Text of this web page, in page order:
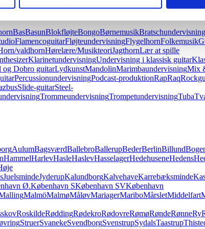
BasBasunBlokfløjteBongoBørnemusikBratschundervisning
FlamencoguitarFløjteundervisningFlygelhornFolkemusik
valdhornHørelære/MusikteoriJagthornLær at spille
KlarinetundervisningUndervisning i klassisk guitar
og Dobro guitarLydkunstMandolinMarimbaundervisningMix
PercussionundervisningPodcast-produktionRapRaq
Slide-guitarSteel-
TrommeundervisningTrompetundervisningTuba
AulumBagsværdBallebroBallerupBederBerlinBillund
HammelHarlevHasleHaslevHasselagerHedehuseneHedens
JuelsmindeJyderupKalundborgKalvehaveKarrebæksminde
Ø.København SKøbenhavn SVKøbenhavn
MalmöMalmøMåløvMariagerMariboMårsletMiddelfart
RoskildeRøddingRødekroRødovreRømøRøndeRønneRy
StruerSvanekeSvendborgSvenstrupSydalsTaastrup